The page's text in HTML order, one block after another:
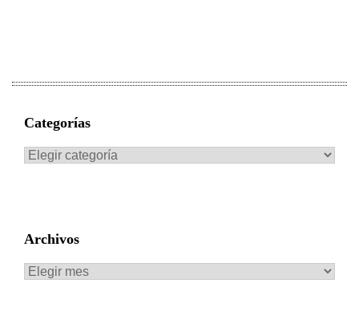
Categorías
Categorías
Archivos
Archivos